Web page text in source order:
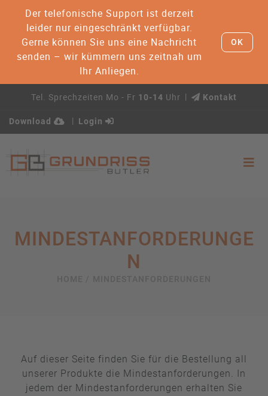
Der telefonische Support ist derzeit
leider nur eingeschränkt verfügbar.
Gerne können Sie uns eine Nachricht
senden – wir kümmern uns zeitnah um
Ihr Anliegen.
OK
Tel. Sprechzeiten Mo - Fr 10-14 Uhr Kontakt
Download Login
MINDESTANFORDERUNGE
N
Auf dieser Seite finden Sie für die Bestellung all
unserer Produkte die Mindestanforderungen. In
jedem der Mindestanforderungen erhalten Sie